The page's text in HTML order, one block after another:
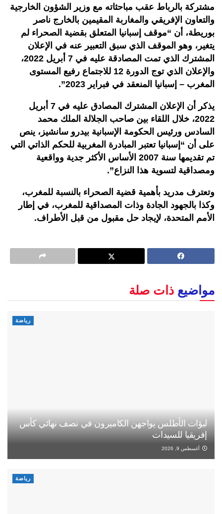
مشتركة بالرباط عقب مباحثاته مع وزير الشؤون الخارجية
والتعاون الإفريقي والمغاربة المقيمين بالخارج ناصر
بوريطة، أن “موقف إسبانيا المتعلق بقضية الصحراء لم
يتغير، وهو الموقف الذي سبق التعبير عنه في الإعلان
المشترك الذي تمت المصادقة عليه في 7 أبريل 2022،
والإعلان الذي توج الدورة 12 للاجتماع رفيع المستوى
المغرب – إسبانيا المنعقد في فبراير 2023”.
يذكر أن الإعلان المشترك المصادق عليه في 7 أبريل
2022، خلال اللقاء بين صاحب الجلالة الملك محمد
السادس ورئيس الحكومة الإسبانية بيدرو سانشيز، ينص
على أن “إسبانيا تعتبر المبادرة المغربية للحكم الذاتي التي
تم تقديمها سنة 2007 الأساس الأكثر جدية وواقعية
ومصداقية لتسوية هذا النزاع”.
وتعترف مدريد بأهمية قضية الصحراء بالنسبة للمغرب،
وكذا بالجهود الجادة وذات المصداقية للمغرب، في إطار
الأمم المتحدة، لإيجاد حل مقبول من قبل الأطراف.
مواضيع ذات صلة
رياضة
لبؤات الأطلس يواجهن الكاميرون في نصف نهائي كأس
إفريقيا للسيدات
أغسطس 9, 2026
رياضة